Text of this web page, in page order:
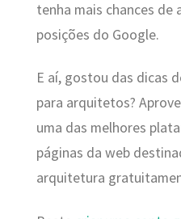
tenha mais chances de
posições do Google.
E aí, gostou das dicas
para arquitetos?
uma das melhores
páginas da web
arquitetura